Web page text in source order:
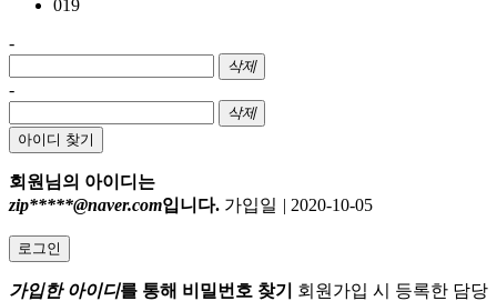
019
-
삭제
-
삭제
아이디 찾기
회원님의 아이디는
zip*****@naver.com입니다. 가입일 | 2020-10-05
로그인
가입한 아이디를 통해 비밀번호 찾기
회원가입 시 등록한 담당